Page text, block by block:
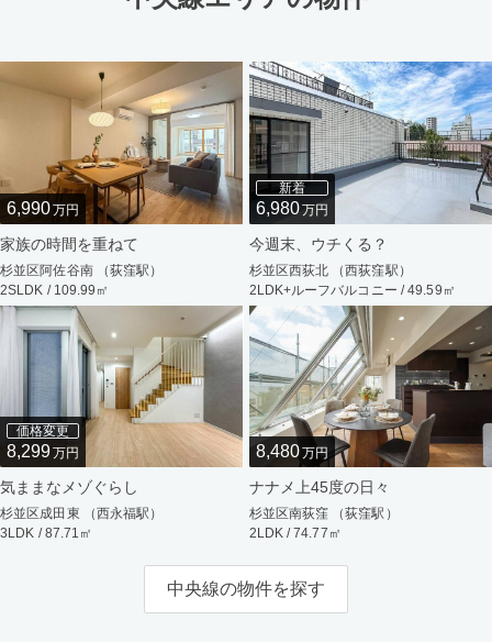
6,990万円
家族の時間を重ねて
杉並区阿佐谷南 （荻窪駅）
2SLDK / 109.99㎡
新着
6,980万円
今週末、ウチくる？
杉並区西荻北 （西荻窪駅）
2LDK+ルーフバルコニー / 49.59㎡
価格変更
8,299万円
気ままなメゾぐらし
杉並区成田東 （西永福駅）
3LDK / 87.71㎡
8,480万円
ナナメ上45度の日々
杉並区南荻窪 （荻窪駅）
2LDK / 74.77㎡
中央線の物件を探す